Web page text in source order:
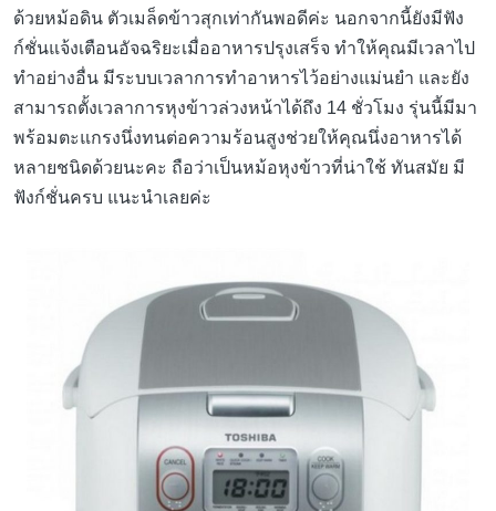
ด้วยหม้อดิน ตัวเมล็ดข้าวสุกเท่ากันพอดีค่ะ นอกจากนี้ยังมีฟัง
ก์ชั่นแจ้งเตือนอัจฉริยะเมื่ออาหารปรุงเสร็จ ทำให้คุณมีเวลาไป
ทำอย่างอื่น มีระบบเวลาการทำอาหารไว้อย่างแม่นยำ และยัง
สามารถตั้งเวลาการหุงข้าวล่วงหน้าได้ถึง 14 ชั่วโมง รุ่นนี้มีมา
พร้อมตะแกรงนึ่งทนต่อความร้อนสูงช่วยให้คุณนึ่งอาหารได้
หลายชนิดด้วยนะคะ ถือว่าเป็นหม้อหุงข้าวที่น่าใช้ ทันสมัย มี
ฟังก์ชั่นครบ แนะนำเลยค่ะ